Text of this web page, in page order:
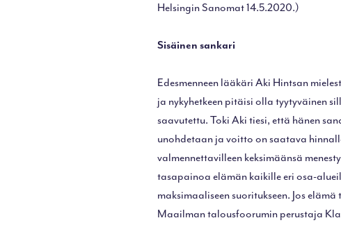
Helsingin Sanomat 14.5.2020.)
Sisäinen sankari
Edesmenneen lääkäri Aki Hintsan
ja nykyhetkeen pitäisi olla tyytyväinen
saavutettu. Toki Aki tiesi, että hänen
unohdetaan ja voitto on saatava
valmennettavilleen keksimäänsä
tasapainoa elämän kaikille eri osa-
maksimaaliseen suoritukseen. Jos
Maailman talousfoorumin perustaja